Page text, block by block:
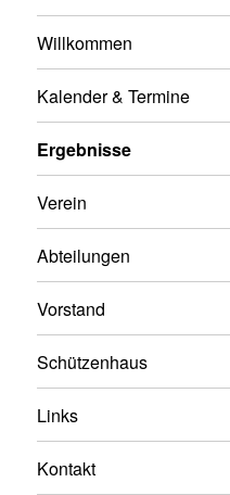
Willkommen
Kalender & Termine
Ergebnisse
Verein
Abteilungen
Vorstand
Schützenhaus
Links
Kontakt